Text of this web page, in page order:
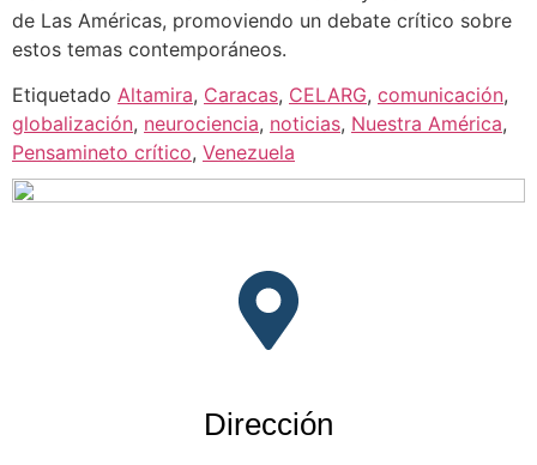
de Las Américas, promoviendo un debate crítico sobre
estos temas contemporáneos.
Etiquetado Altamira, Caracas, CELARG, comunicación,
globalización, neurociencia, noticias, Nuestra América,
Pensamineto crítico, Venezuela
Dirección